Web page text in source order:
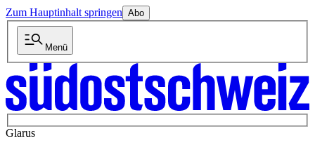
Zum Hauptinhalt springen Abo
Menü
Glarus